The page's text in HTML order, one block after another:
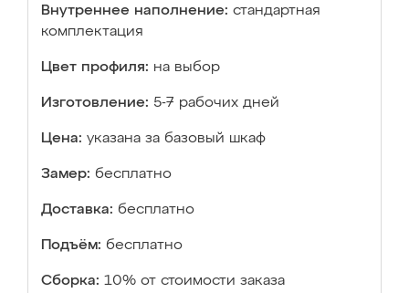
Внутреннее наполнение: стандартная
комплектация
Цвет профиля: на выбор
Изготовление: 5-7 рабочих дней
Цена: указана за базовый шкаф
Замер: бесплатно
Доставка: бесплатно
Подъём: бесплатно
Сборка: 10% от стоимости заказа